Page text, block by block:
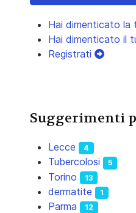
Hai dimenticato la
Hai dimenticato il
Registrati
Suggerimenti
Lecce 4
Tubercolosi 5
Torino 13
dermatite 1
Parma 12